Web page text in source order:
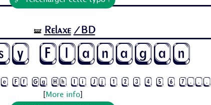
🝛 Relaxe /BD
Flanagan
Ff Gg Hh Ii Jj 1 2 3 4 5 6 7...
More info]